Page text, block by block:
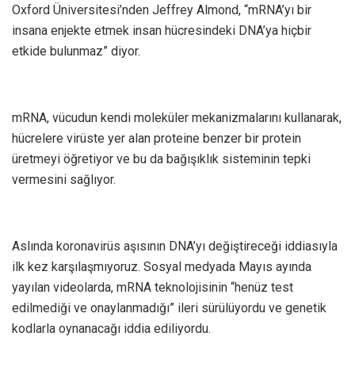
Oxford Üniversitesi’nden Jeffrey Almond, “mRNA’yı bir
insana enjekte etmek insan hücresindeki DNA’ya hiçbir
etkide bulunmaz” diyor.
mRNA, vücudun kendi moleküler mekanizmalarını kullanarak,
hücrelere virüste yer alan proteine benzer bir protein
üretmeyi öğretiyor ve bu da bağışıklık sisteminin tepki
vermesini sağlıyor.
Aslında koronavirüs aşısının DNA’yı değiştireceği iddiasıyla
ilk kez karşılaşmıyoruz. Sosyal medyada Mayıs ayında
yayılan videolarda, mRNA teknolojisinin “henüz test
edilmediği ve onaylanmadığı” ileri sürülüyordu ve genetik
kodlarla oynanacağı iddia ediliyordu.